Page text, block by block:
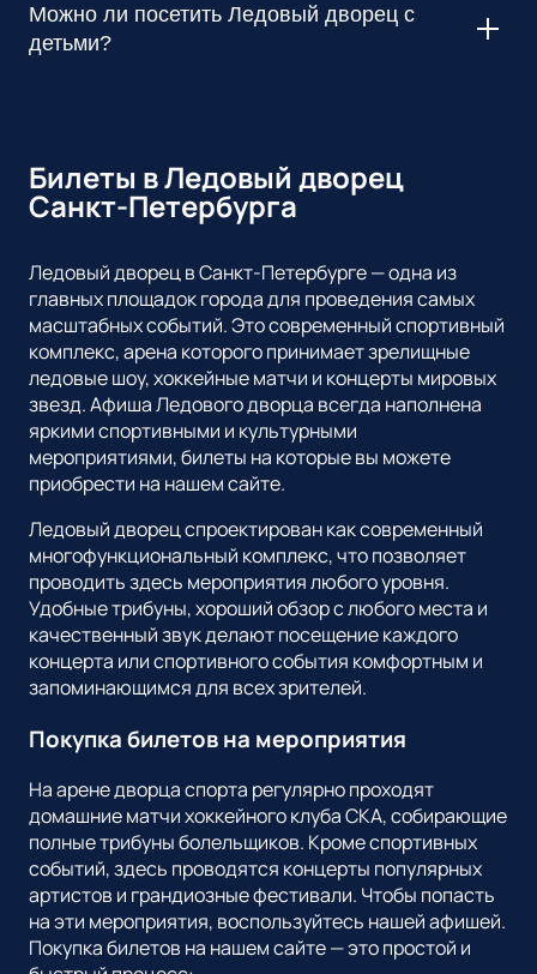
ареной хоккейного клуба СКА, поэтому здесь регулярно
проходят самые зрелищные матчи Континентальной
Хоккейной Лиги.
Можно ли посетить Ледовый дворец с
детьми?
можете купить у нас.
Билеты в Ледовый дворец
Санкт-Петербурга
Ледовый дворец в Санкт-Петербурге — одна из
главных площадок города для проведения самых
масштабных событий. Это современный спортивный
комплекс, арена которого принимает зрелищные
ледовые шоу, хоккейные матчи и концерты мировых
звезд. Афиша Ледового дворца всегда наполнена
яркими спортивными и культурными
мероприятиями, билеты на которые вы можете
приобрести на нашем сайте.
Ледовый дворец спроектирован как современный
многофункциональный комплекс, что позволяет
проводить здесь мероприятия любого уровня.
Удобные трибуны, хороший обзор с любого места и
качественный звук делают посещение каждого
концерта или спортивного события комфортным и
запоминающимся для всех зрителей.
Покупка билетов на мероприятия
На арене дворца спорта регулярно проходят
домашние матчи хоккейного клуба СКА, собирающие
полные трибуны болельщиков. Кроме спортивных
событий, здесь проводятся концерты популярных
артистов и грандиозные фестивали. Чтобы попасть
на эти мероприятия, воспользуйтесь нашей афишей.
Покупка билетов на нашем сайте — это простой и